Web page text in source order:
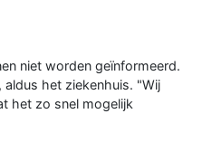
niet worden geïnformeerd.
het ziekenhuis. "Wij
het zo snel mogelijk